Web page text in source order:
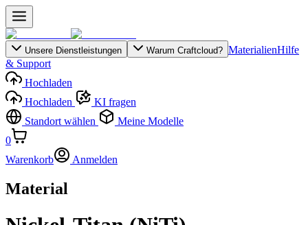
Unsere Dienstleistungen Warum Craftcloud? MaterialienHilfe
& Support
Hochladen
Hochladen
KI fragen
Standort wählen
Meine Modelle
0
Warenkorb
Anmelden
Material